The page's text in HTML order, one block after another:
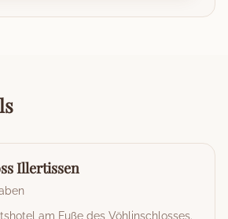
🏰
Illertissen
am Fuße des Vöhlinschlosses.